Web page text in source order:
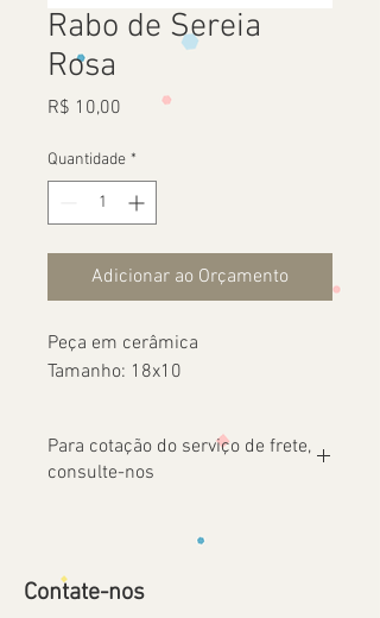
Rabo de Sereia
Rosa
R$ 10,00 Preço
Quantidade *
Adicionar ao Orçamento
Peça em cerâmica
Tamanho: 18x10
Para cotação do serviço de frete,
consulte-nos
Contate-nos